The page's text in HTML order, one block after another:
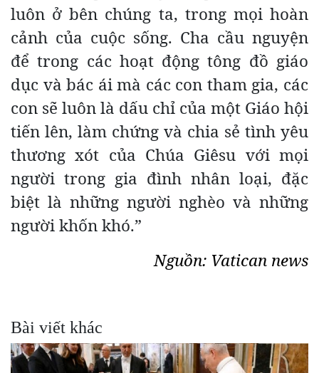
luôn ở bên chúng ta, trong mọi hoàn
cảnh của cuộc sống. Cha cầu nguyện
để trong các hoạt động tông đồ giáo
dục và bác ái mà các con tham gia, các
con sẽ luôn là dấu chỉ của một Giáo hội
tiến lên, làm chứng và chia sẻ tình yêu
thương xót của Chúa Giêsu với mọi
người trong gia đình nhân loại, đặc
biệt là những người nghèo và những
người khốn khó.”
Nguồn: Vatican news
Bài viết khác